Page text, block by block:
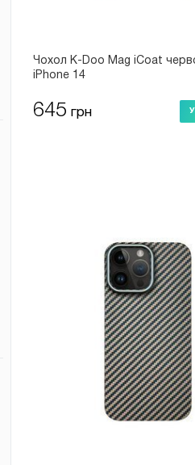
Чохол K-Doo Mag iCoat
iPhone 14
645 грн